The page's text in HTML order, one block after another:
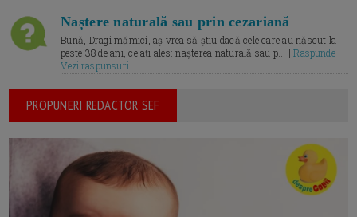
Naștere naturală sau prin cezariană
Bună, Dragi mămici, aș vrea să știu dacă cele care au născut la
peste 38 de ani, ce ați ales: nașterea naturală sau p... |Raspunde |
Vezi raspunsuri
PROPUNERI REDACTOR SEF